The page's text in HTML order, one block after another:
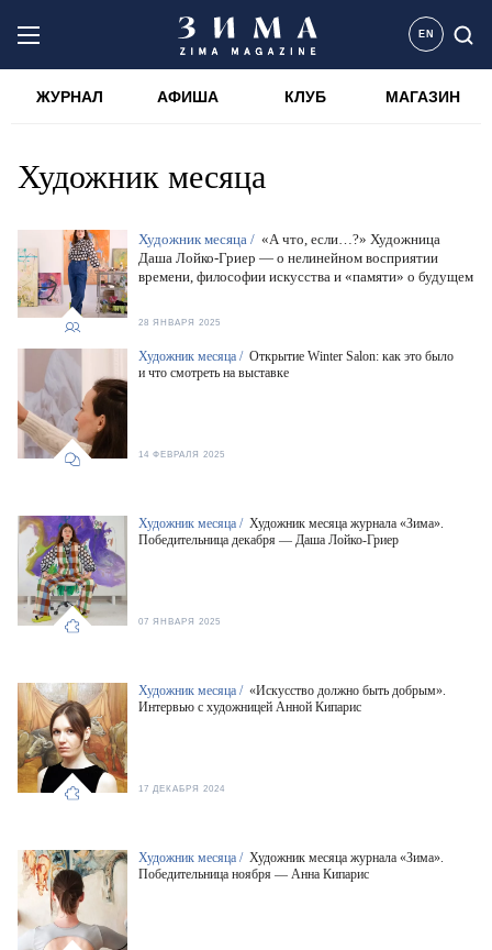
EN
ЖУРНАЛ АФИША КЛУБ МАГАЗИН
Художник месяца
Художник месяца / Открытие Winter Salon: как это было
и что смотреть на выставке
14 ФЕВРАЛЯ 2025
Художник месяца / «А что, если…?» Художница
Даша Лойко-Гриер — о нелинейном восприятии
времени, философии искусства и «памяти» о будущем
28 ЯНВАРЯ 2025
Художник месяца / Художник месяца журнала «Зима».
Победительница декабря — Даша Лойко-Гриер
07 ЯНВАРЯ 2025
Художник месяца / «Искусство должно быть добрым».
Интервью с художницей Анной Кипарис
17 ДЕКАБРЯ 2024
Художник месяца / Художник месяца журнала «Зима».
Победительница ноября — Анна Кипарис